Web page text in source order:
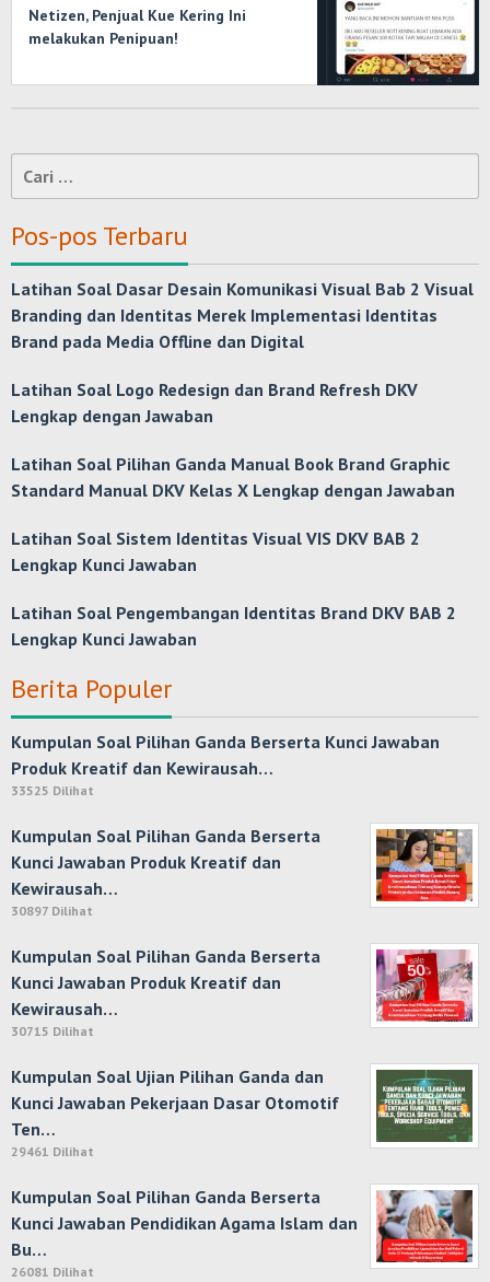
Netizen, Penjual Kue Kering Ini
melakukan Penipuan!
Cari
untuk:
Pos-pos Terbaru
Latihan Soal Dasar Desain Komunikasi Visual Bab 2 Visual
Branding dan Identitas Merek Implementasi Identitas
Brand pada Media Offline dan Digital
Latihan Soal Logo Redesign dan Brand Refresh DKV
Lengkap dengan Jawaban
Latihan Soal Pilihan Ganda Manual Book Brand Graphic
Standard Manual DKV Kelas X Lengkap dengan Jawaban
Latihan Soal Sistem Identitas Visual VIS DKV BAB 2
Lengkap Kunci Jawaban
Latihan Soal Pengembangan Identitas Brand DKV BAB 2
Lengkap Kunci Jawaban
Berita Populer
Kumpulan Soal Pilihan Ganda Berserta Kunci Jawaban
Produk Kreatif dan Kewirausah…
33525 Dilihat
Kumpulan Soal Pilihan Ganda Berserta
Kunci Jawaban Produk Kreatif dan
Kewirausah…
30897 Dilihat
Kumpulan Soal Pilihan Ganda Berserta
Kunci Jawaban Produk Kreatif dan
Kewirausah…
30715 Dilihat
Kumpulan Soal Ujian Pilihan Ganda dan
Kunci Jawaban Pekerjaan Dasar Otomotif
Ten…
29461 Dilihat
Kumpulan Soal Pilihan Ganda Berserta
Kunci Jawaban Pendidikan Agama Islam dan
Bu…
26081 Dilihat